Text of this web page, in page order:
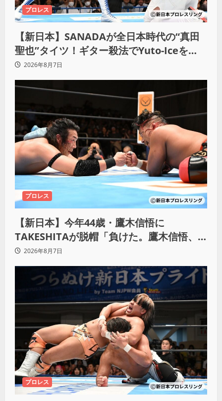
プロレス
【新日本】SANADAが全日本時代の“真田
聖也”タイツ！ギター殺法でYuto-Iceを
KO「俺と闘う時は考えろ。感じるな」
2026年8月7日
プロレス
【新日本】今年44歳・鷹木信悟に
TAKESHITAが脱帽「負けた。鷹木信悟、
強いわ！」
2026年8月7日
プロレス